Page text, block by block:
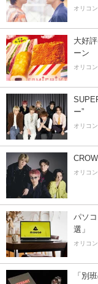
オリコ
大好
ーン
オリコ
ー”
オリコ
オリコ
パソ
選」
オリコ
「別